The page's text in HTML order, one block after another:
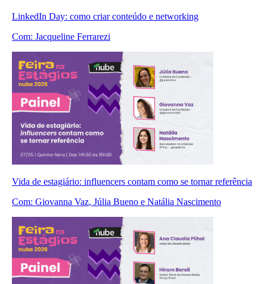
LinkedIn Day: como criar conteúdo e networking
Com: Jacqueline Ferrarezi
Vida de estagiário: influencers contam como se tornar referência
Com: Giovanna Vaz, Júlia Bueno e Natália Nascimento